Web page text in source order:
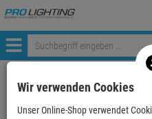
Menü
ProLighting Deko &
Wir verwenden Cookies
Unser Online-Shop verwendet